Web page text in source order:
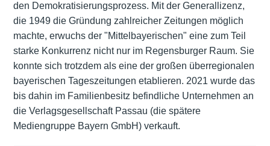
den Demokratisierungsprozess. Mit der Generallizenz,
die 1949 die Gründung zahlreicher Zeitungen möglich
machte, erwuchs der "Mittelbayerischen" eine zum Teil
starke Konkurrenz nicht nur im Regensburger Raum. Sie
konnte sich trotzdem als eine der großen überregionalen
bayerischen Tageszeitungen etablieren. 2021 wurde das
bis dahin im Familienbesitz befindliche Unternehmen an
die Verlagsgesellschaft Passau (die spätere
Mediengruppe Bayern GmbH) verkauft.